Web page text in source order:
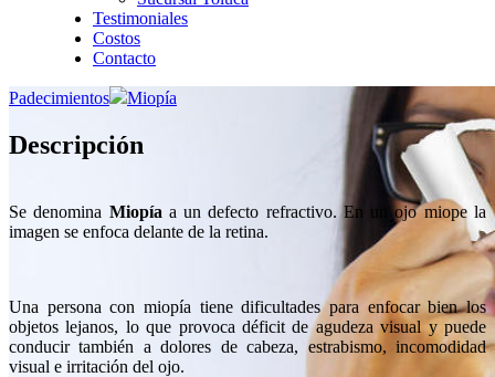
Testimoniales
Costos
Contacto
Padecimientos Miopía
Descripción
Se denomina Miopía a un defecto refractivo. En un ojo miope la
imagen se enfoca delante de la retina.
Una persona con miopía tiene dificultades para enfocar bien los
objetos lejanos, lo que provoca déficit de agudeza visual y puede
conducir también a dolores de cabeza, estrabismo, incomodidad
visual e irritación del ojo.